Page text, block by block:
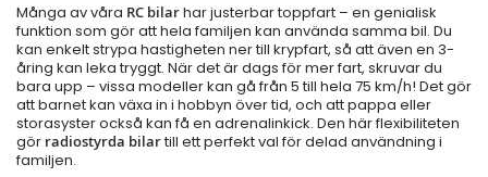
Många av våra RC bilarhar justerbar toppfart – en genialisk
funktion som gör att hela familjen kan använda samma bil. Du
kan enkelt strypa hastigheten ner till krypfart, så att även en 3-
åring kan leka tryggt. När det är dags för mer fart, skruvar du
bara upp – vissa modeller kan gå från 5 till hela 75 km/h! Det gör
att barnet kan växa in i hobbyn över tid, och att pappa eller
storasyster också kan få en adrenalinkick. Den här flexibiliteten
gör radiostyrda bilartill ett perfekt val för delad användning i
familjen.